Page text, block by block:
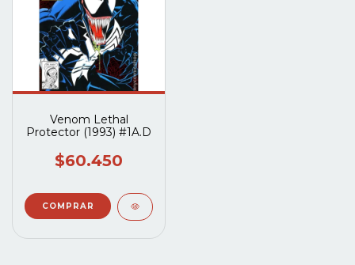
Venom Lethal
Protector (1993) #1A.D
$60.450